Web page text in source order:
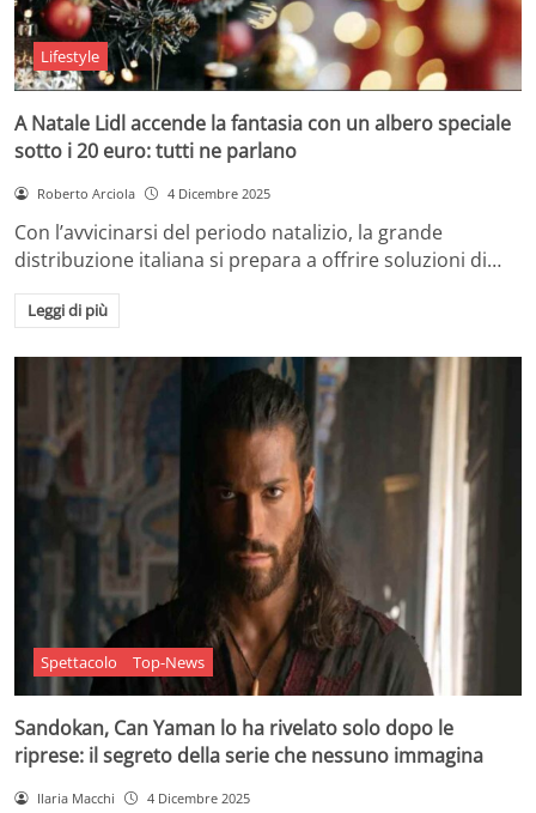
Lifestyle
A Natale Lidl accende la fantasia con un albero speciale
sotto i 20 euro: tutti ne parlano
Roberto Arciola 4 Dicembre 2025
Con l’avvicinarsi del periodo natalizio, la grande
distribuzione italiana si prepara a offrire soluzioni di…
Leggi di più
Spettacolo Top-News
Sandokan, Can Yaman lo ha rivelato solo dopo le
riprese: il segreto della serie che nessuno immagina
Ilaria Macchi 4 Dicembre 2025